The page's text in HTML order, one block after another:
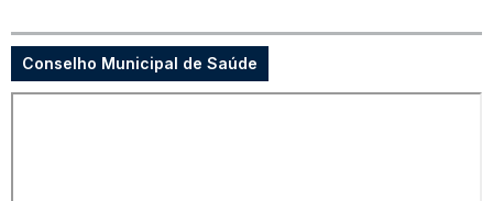
Conselho Municipal de Saúde